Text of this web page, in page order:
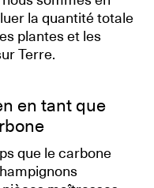
la quantité totale
plantes et les
Terre.
en tant que
que le carbone